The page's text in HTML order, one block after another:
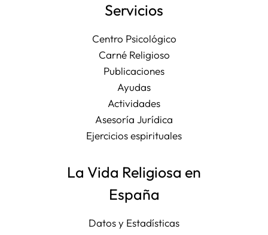
Servicios
Centro Psicológico
Carné Religioso
Publicaciones
Ayudas
Actividades
Asesoría Jurídica
Ejercicios espirituales
La Vida Religiosa en
España
Datos y Estadísticas